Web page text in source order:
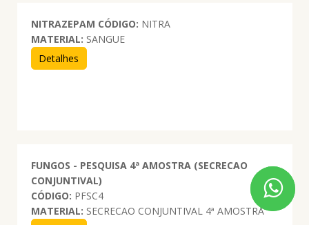
NITRAZEPAM CÓDIGO: NITRA
MATERIAL: SANGUE
Detalhes
FUNGOS - PESQUISA 4ª AMOSTRA (SECRECAO
CONJUNTIVAL)
CÓDIGO: PFSC4
MATERIAL: SECRECAO CONJUNTIVAL 4ª AMOSTRA